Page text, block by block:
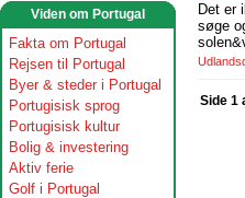
Viden om Portugal
Fakta om Portugal
Rejsen til Portugal
Byer & steder i Portugal
Portugisisk sprog
Portugisisk kultur
Bolig & investering
Aktiv ferie
Golf i Portugal
Det er
søge
Side 1